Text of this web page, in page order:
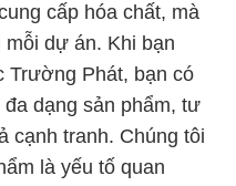
cấp hóa chất, mà
dự án. Khi bạn
Trường Phát, bạn có
dạng sản phẩm, tư
cạnh tranh. Chúng tôi
là yếu tố quan